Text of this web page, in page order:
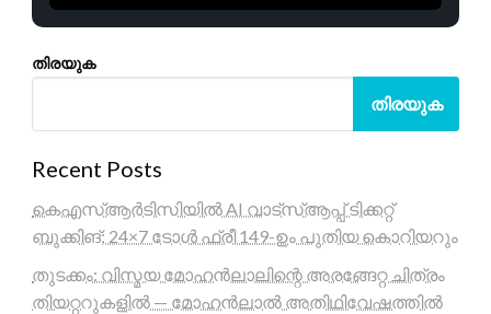
തിരയുക
തിരയുക
Recent Posts
കെഎസ്ആർടിസിയിൽ AI വാട്സ്ആപ്പ് ടിക്കറ്റ്
ബുക്കിങ്; 24×7 ടോൾ ഫ്രീ 149-ഉം പുതിയ കൊറിയറും
തുടക്കം: വിസ്മയ മോഹൻലാലിന്റെ അരങ്ങേറ്റ ചിത്രം
തിയറ്ററുകളിൽ — മോഹൻലാൽ അതിഥിവേഷത്തിൽ